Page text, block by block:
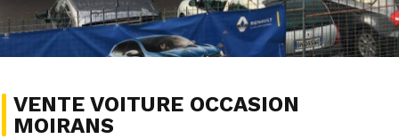
VENTE VOITURE OCCASION
MOIRANS